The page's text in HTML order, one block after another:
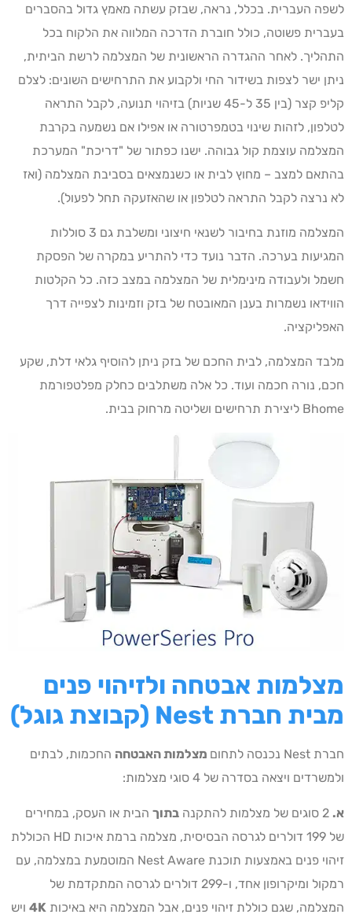
לשפה העברית. בכלל, נראה, שבזק עשתה מאמץ גדול בהסברים
בעברית פשוטה, כולל חוברת הדרכה המלווה את הלקוח בכל
התהליך. לאחר ההגדרה הראשונית של המצלמה לרשת הביתית,
ניתן ישר לצפות בשידור החי ולקבוע את התרחישים השונים: לצלם
קליפ קצר (בין 35 ל-45 שניות) בזיהוי תנועה, לקבל התראה
לטלפון, לזהות שינוי בטמפרטורה או אפילו אם נשמעה בקרבת
המצלמה עוצמת קול גבוהה. ישנו כפתור של "דריכת" המערכת
בהתאם למצב – מחוץ לבית או כשנמצאים בסביבת המצלמה (ואז
לא נרצה לקבל התראה לטלפון או שהאזעקה תחל לפעול).
המצלמה מוזנת בחיבור לשנאי חיצוני ומשלבת גם 3 סוללות
המגיעות בערכה. הדבר נועד כדי להתריע במקרה של הפסקת
חשמל ולעבודה מינימלית של המצלמה במצב כזה. כל הקלטות
הווידאו נשמרות בענן המאובטח של בזק וזמינות לצפייה דרך
האפליקציה.
מלבד המצלמה, לבית החכם של בזק ניתן להוסיף גלאי דלת, שקע
חכם, נורה חכמה ועוד. כל אלה משתלבים כחלק מפלטפורמת
Bhome ליצירת תרחישים ושליטה מרחוק בבית.
מצלמות אבטחה ולזיהוי פנים
מבית חברת Nest (קבוצת גוגל)
חברת Nest נכנסה לתחום מצלמות האבטחה החכמות, לבתים
ולמשרדים ויצאה בסדרה של 4 סוגי מצלמות:
א. בתוך הבית או העסק, במחירים
של 199 דולרים לגרסה הבסיסית, מצלמה ברמת איכות HD הכוללת
זיהוי פנים באמצעות תוכנת Nest Aware המוטמעת במצלמה, עם
רמקול ומיקרופון אחד, ו-299 דולרים לגרסה המתקדמת של
המצלמה, שגם כוללת זיהוי פנים, אבל המצלמה היא באיכות 4K ויש